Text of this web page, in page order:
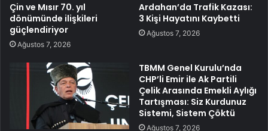
Çin ve Mısır 70. yıl
dönümünde ilişkileri
güçlendiriyor
Ağustos 7, 2026
Ardahan’da Trafik Kazası:
3 Kişi Hayatını Kaybetti
Ağustos 7, 2026
TBMM Genel Kurulu’nda
CHP’li Emir ile Ak Partili
Çelik Arasında Emekli Aylığı
Tartışması: Siz Kurdunuz
Sistemi, Sistem Çöktü
Ağustos 7, 2026